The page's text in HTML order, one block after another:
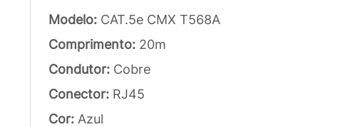
Modelo: CAT.5e CMX T568A
Comprimento: 20m
Condutor: Cobre
Conector: RJ45
Cor: Azul